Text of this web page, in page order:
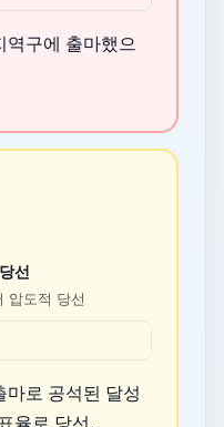
역구에 출마했으
선
압도적 당선
마로 공석된 달성
율로 당선.